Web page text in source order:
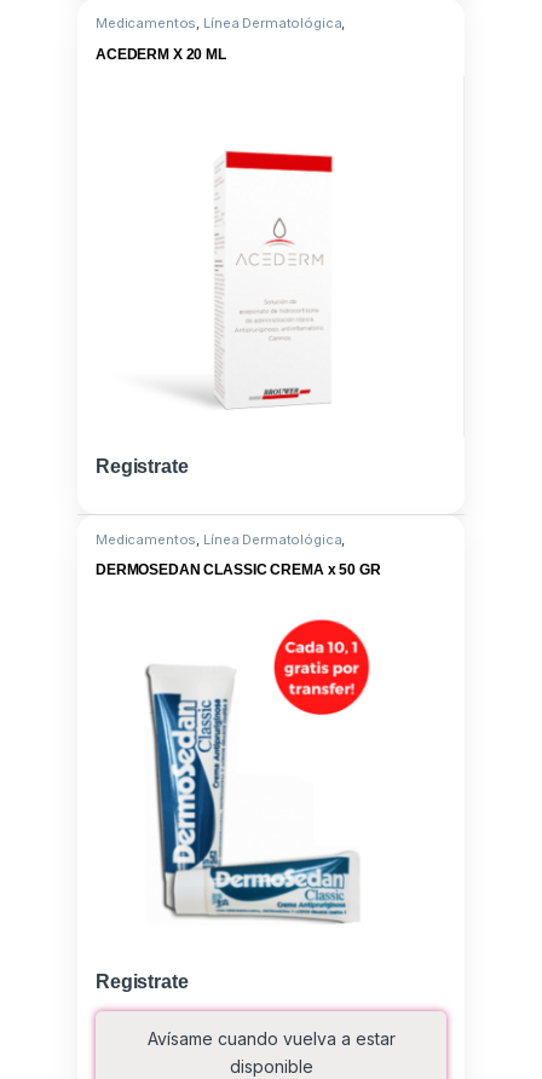
Medicamentos, Línea Dermatológica,
ACEDERM X 20 ML
Registrate
Medicamentos Línea Dermatológica
Difenhidramina clorhidrato
DERMOSEDAN CLASSIC CREMA x 50 GR
Registrate
Avísame cuando vuelva a estar
disponible